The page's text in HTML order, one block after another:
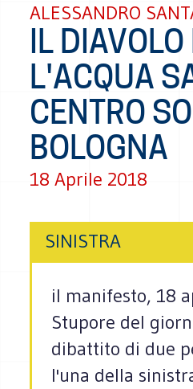
ALESSANDRO
IL DIAVOLO
L'ACQUA
CENTRO
BOLOGNA
18 Aprile 2018
SINISTRA
il manifesto, 18
Stupore del
dibattito di due
l'una della